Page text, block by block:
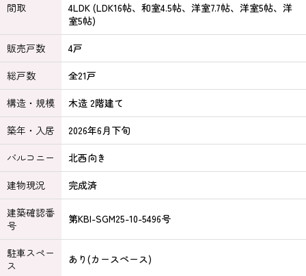
間取
4LDK (LDK16帖、和室4.5帖、洋室7.7帖、洋室5帖、洋
室5帖)
販売戸数
4戸
総戸数
全21戸
構造・規模
木造 2階建て
築年・入居
2026年6月下旬
バルコニー
北西向き
建物現況
完成済
建築確認番
号
第KBI-SGM25-10-5496号
駐車スペー
ス
あり(カースペース)